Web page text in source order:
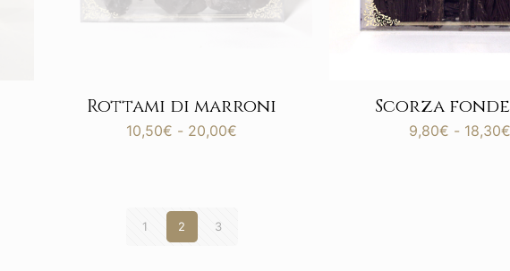
Rottami di marroni
10,50€ - 20,00€Fascia
Scorza
9,80€ - 18,30
1 2 3